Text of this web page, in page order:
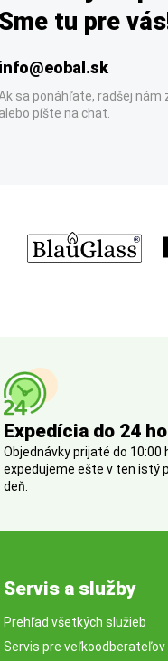
Sme tu pre
info@eobal.sk
sa ponáhľate, radšej nám
alebo píšte na chat.
Expedícia do 24
Objednávky prijaté do 10:00
expedujeme ešte v ten istý
deň.
Servis a služby
Prehľad všetkých služieb
Servis pre veľkoodberateľov